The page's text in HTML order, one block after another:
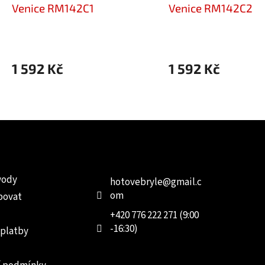
Venice RM142C1
1 592 Kč
Venice RM142C2
1 592 Kč
hotovebryle@gmail.c
om
+420 776 222 271 (9:00
-16:30)